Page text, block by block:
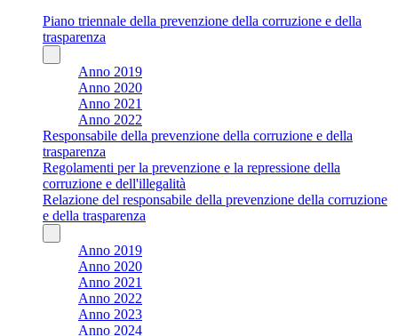
Piano triennale della prevenzione della corruzione e della
trasparenza
Anno 2019
Anno 2020
Anno 2021
Anno 2022
Responsabile della prevenzione della corruzione e della
trasparenza
Regolamenti per la prevenzione e la repressione della
corruzione e dell'illegalità
Relazione del responsabile della prevenzione della corruzione
e della trasparenza
Anno 2019
Anno 2020
Anno 2021
Anno 2022
Anno 2023
Anno 2024